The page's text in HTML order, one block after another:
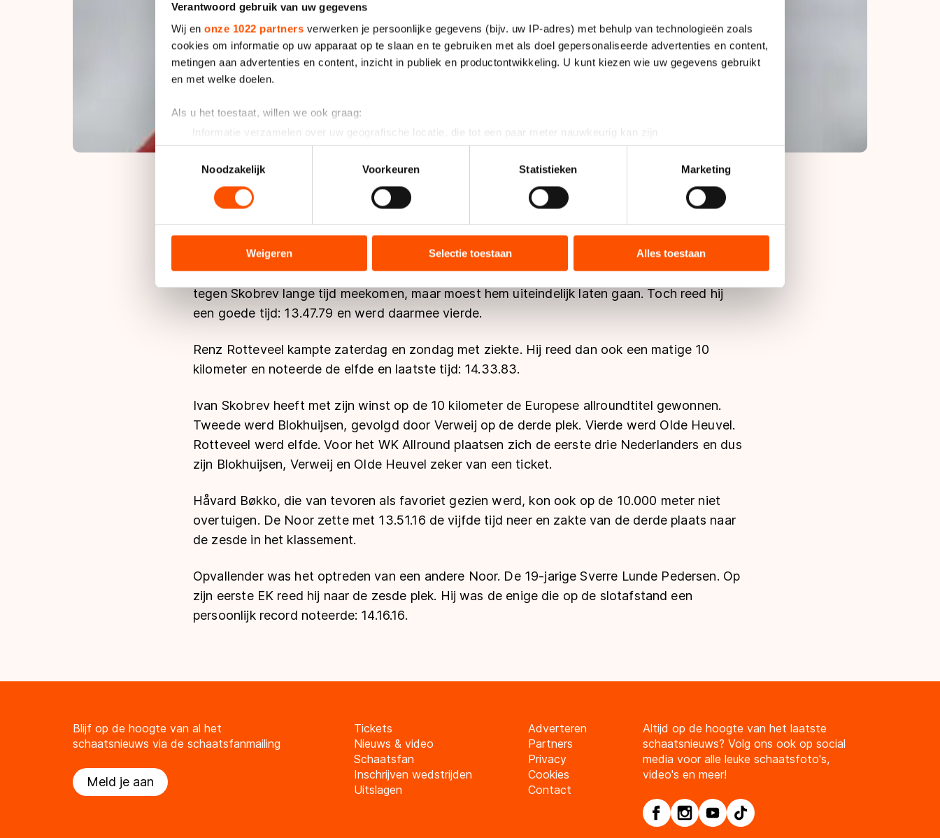
Verantwoord gebruik van uw gegevens
Wij en onze 1022 partners verwerken je persoonlijke gegevens (bijv. uw IP-adres) met behulp van technologieën zoals
cookies om informatie op uw apparaat op te slaan en te gebruiken met als doel gepersonaliseerde advertenties en content,
metingen aan advertenties en content, inzicht in publiek en productontwikkeling. U kunt kiezen wie uw gegevens gebruikt
en met welke doelen.
Als u het toestaat, willen we ook graag:
Informatie verzamelen over uw geografische locatie, die tot een paar meter nauwkeurig kan zijn
Uw apparaat identificeren door het actief te scannen op specifieke eigenschappen (fingerprinting)
Lees meer over hoe uw persoonlijke gegevens worden verwerkt en stel uw voorkeuren in het
detailgedeeltein. U kunt uw
toestemming op elk moment wijzigen of intrekken in de Cookieverklaring.
analyseren. We delen informatie over uw gebruik van onze site met onze partners voor social media, advertenties en
analyse. Zij kunnen deze combineren met andere gegevens die u aan hen heeft verstrekt of die zij hebben verzameld via
hun services. Sommige partners kunnen gegevens doorgeven aan landen buiten de EU, zoals de VS, waar mogelijk geen
adequaat beschermingsniveau geldt volgens de GDPR. Door op ‘Toestaan’ te klikken, stemt u in met deze overdracht.
Meer informatie vindt u in ons
cookiebeleid
Toestemmingsselectie
Noodzakelijk
Voorkeuren Statistieken Marketing
Weigeren Selectie toestaan Alles toestaan
De Rus zette 13.39.80 op de klok. Olde Heuvel werd op de afsluitende afstand tweede met
13.40.18. Jan Blokhuijsen (13.41.44) eindigde op de derde plaats. Koen Verweij kon in zijn rit
tegen Skobrev lange tijd meekomen, maar moest hem uiteindelijk laten gaan. Toch reed hij
een goede tijd: 13.47.79 en werd daarmee vierde.
Renz Rotteveel kampte zaterdag en zondag met ziekte. Hij reed dan ook een matige 10
kilometer en noteerde de elfde en laatste tijd: 14.33.83.
Ivan Skobrev heeft met zijn winst op de 10 kilometer de Europese allroundtitel gewonnen.
Tweede werd Blokhuijsen, gevolgd door Verweij op de derde plek. Vierde werd Olde Heuvel.
Rotteveel werd elfde. Voor het WK Allround plaatsen zich de eerste drie Nederlanders en dus
zijn Blokhuijsen, Verweij en Olde Heuvel zeker van een ticket.
Håvard Bøkko, die van tevoren als favoriet gezien werd, kon ook op de 10.000 meter niet
overtuigen. De Noor zette met 13.51.16 de vijfde tijd neer en zakte van de derde plaats naar
de zesde in het klassement.
Opvallender was het optreden van een andere Noor. De 19-jarige Sverre Lunde Pedersen. Op
zijn eerste EK reed hij naar de zesde plek. Hij was de enige die op de slotafstand een
persoonlijk record noteerde: 14.16.16.
Blijf op de hoogte van al het
schaatsnieuws via de schaatsfanmailing
Meld je aan
Tickets
Nieuws & video
Schaatsfan
Inschrijven wedstrijden
Uitslagen
Adverteren
Partners
Privacy
Cookies
Contact
Altijd op de hoogte van het laatste
schaatsnieuws? Volg ons ook op social
media voor alle leuke schaatsfoto's,
video's en meer!